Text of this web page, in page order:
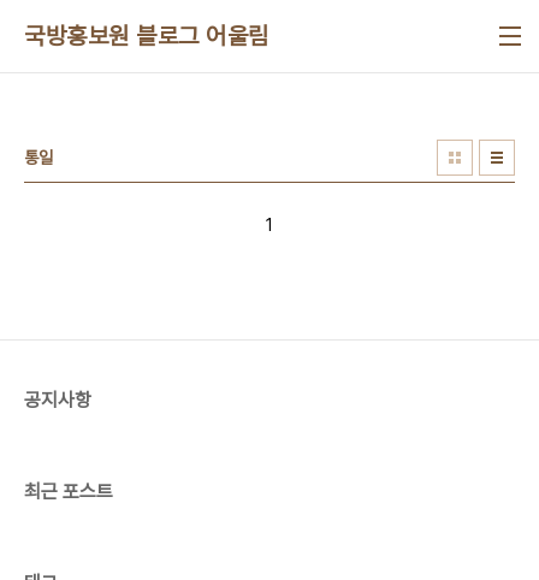
국방홍보원 블로그 어울림
통일
1
공지사항
최근 포스트